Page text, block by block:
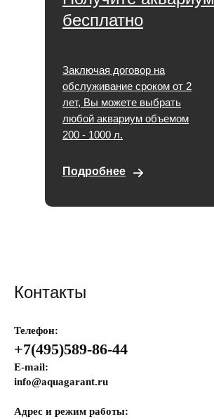
бесплатно
Заключая договор на
обслуживание сроком от 2
лет, Вы можете выбрать
любой аквариум объемом
200 - 1000 л.
Подробнее
Контакты
Телефон:
+7(495)589-86-44
E-mail:
info@aquagarant.ru
Адрес и режим работы: